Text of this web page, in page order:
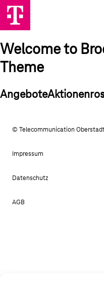
Welcome to
Theme
© Telecommunication
Impressum
Datenschutz
AGB